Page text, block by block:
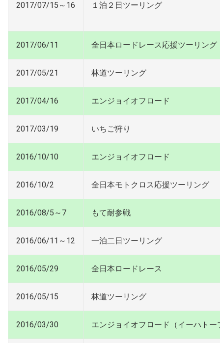
2017/07/15～16 １泊２日ツーリング
2017/06/11 全日本ロードレース応援ツーリング
2017/05/21 林道ツーリング
2017/04/16 エンジョイオフロード
2017/03/19 いちご狩り
2016/10/10 エンジョイオフロード
2016/10/2 全日本モトクロス応援ツーリング
2016/08/5～7 もて耐参戦
2016/06/11～12 一泊二日ツーリング
2016/05/29 全日本ロードレース
2016/05/15 林道ツーリング
2016/03/30 エンジョイオフロード（イーハトー